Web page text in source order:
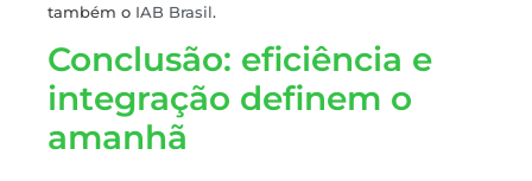
também o IAB Brasil.
Conclusão: eficiência e
integração definem o
amanhã